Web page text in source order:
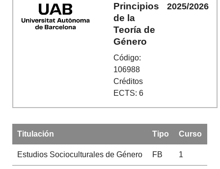
Principios
de la
Teoría de
Género
Código:
106988
Créditos
ECTS: 6
2025/2026
Titulación Tipo Curso
Estudios Socioculturales de Género FB 1